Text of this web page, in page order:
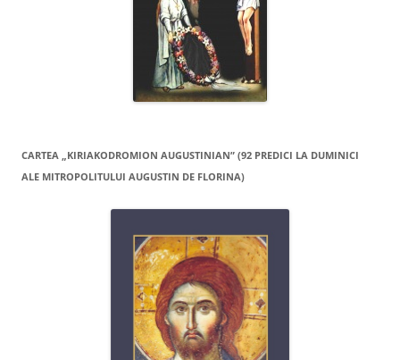
CARTEA „KIRIAKODROMION AUGUSTINIAN” (92 PREDICI LA DUMINICI
ALE MITROPOLITULUI AUGUSTIN DE FLORINA)